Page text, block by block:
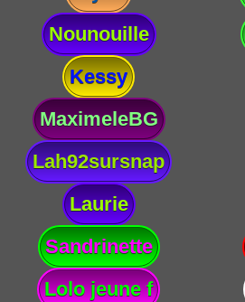
Nounouille
Kessy
MaximeleBG
Lah92sursnap
Laurie
Sandrinette
Lolo jeune f